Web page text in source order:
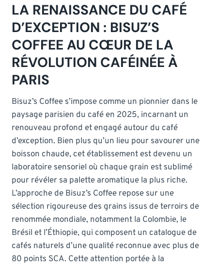
LA RENAISSANCE DU CAFÉ
D’EXCEPTION : BISUZ’S
COFFEE AU CŒUR DE LA
RÉVOLUTION CAFÉINÉE À
PARIS
Bisuz’s Coffee s’impose comme un pionnier dans le
paysage parisien du café en 2025, incarnant un
renouveau profond et engagé autour du café
d’exception. Bien plus qu’un lieu pour savourer une
boisson chaude, cet établissement est devenu un
laboratoire sensoriel où chaque grain est sublimé
pour révéler sa palette aromatique la plus riche.
L’approche de Bisuz’s Coffee repose sur une
sélection rigoureuse des grains issus de terroirs de
renommée mondiale, notamment la Colombie, le
Brésil et l’Éthiopie, qui composent un catalogue de
cafés naturels d’une qualité reconnue avec plus de
80 points SCA. Cette attention portée à la